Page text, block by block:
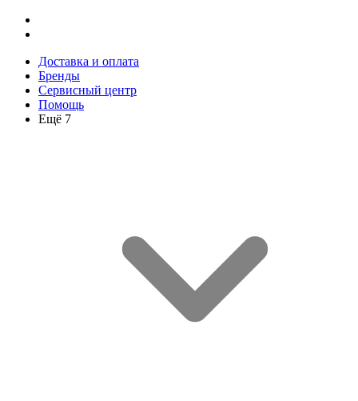
Доставка и оплата
Бренды
Сервисный центр
Помощь
Ещё 7